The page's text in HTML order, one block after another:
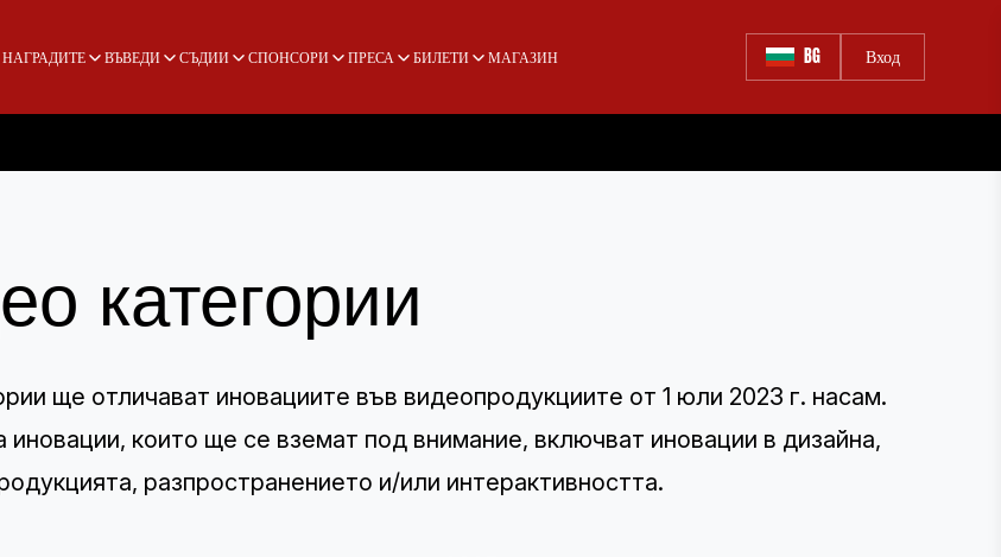
НАГРАДИТЕ ВЪВЕДИ СЪДИИ СПОНСОРИ ПРЕСА БИЛЕТИ МАГАЗИН BG Вход
категории
ще отличават иновациите във видеопродукциите от 1 юли 2023 г. насам.
които ще се вземат под внимание, включват иновации в дизайна,
разпространението и/или интерактивността.